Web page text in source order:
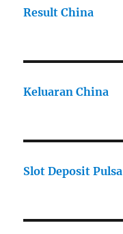
Result China
Keluaran China
Slot Deposit Pulsa